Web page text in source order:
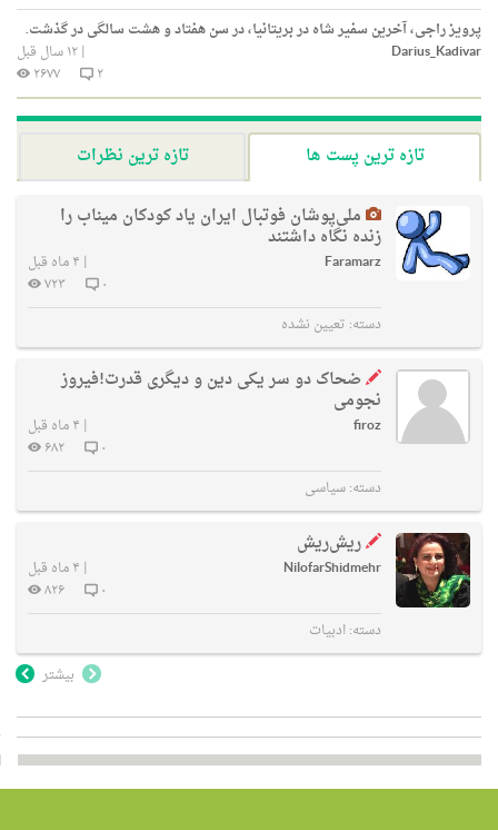
پرویز راجی، آخرین سفیر شاه در بریتانیا، در سن هفتاد و هشت سالگی در گذشت.
Darius_Kadivar
|۱۲ سال قبل
۲
۲۶۷۷
تازه ترین پست ها
تازه ترین نظرات
ملی‌پوشان فوتبال ایران یاد کودکان میناب را
زنده نگاه داشتند
Faramarz
| ۴ ماه قبل
۰
۷۲۳
دسته: تعیین نشده
ضحاک دو سر یکی دین و دیگری قدرت!فیروز
نجومی
firoz
| ۴ ماه قبل
۰
۶۸۲
دسته:سیاسی
ریش‌ریش
NilofarShidmehr
| ۴ ماه قبل
۰
۸۲۶
دسته:ادبیات
بیشتر